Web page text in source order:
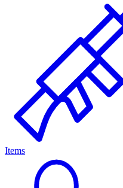
Items